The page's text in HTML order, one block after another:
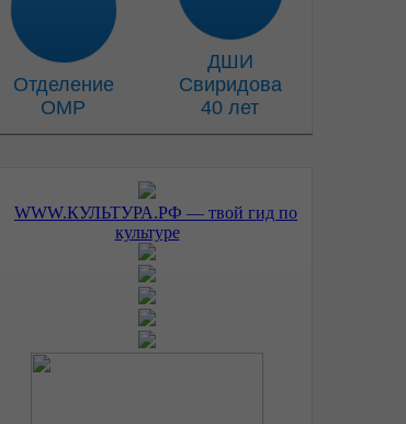
Отделение
ОМР
ДШИ
Свиридова
40 лет